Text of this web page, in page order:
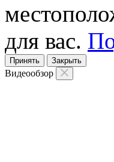
для вас.
Принять Закрыть
Видеообзор